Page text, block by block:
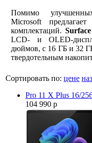
Помимо
Microsoft
комплектаций.
LCD- и OLED-
дюймов, с 16 ГБ и 32
твердотельным
Сортировать по: цене
Pro 11 X Plus 16/
104 990 р